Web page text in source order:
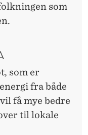
som
som er
fra både
få mye bedre
til lokale